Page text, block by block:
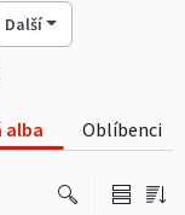
Další
alba Oblíbenci